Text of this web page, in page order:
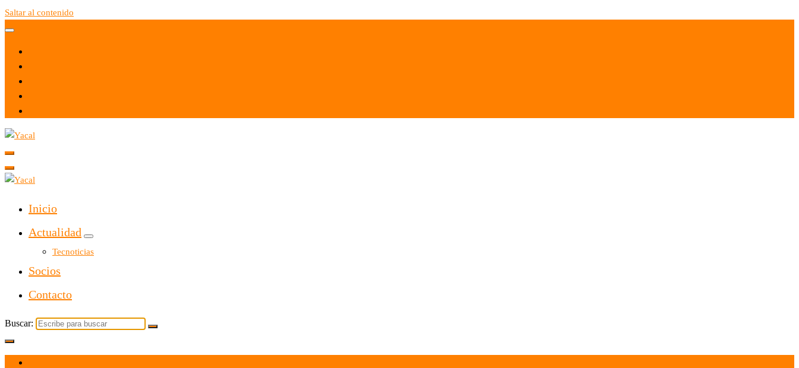
Saltar al contenido
Yacal micro hosting
Inicio
Actualidad
Tecnoticias
Socios
Contacto
Buscar: